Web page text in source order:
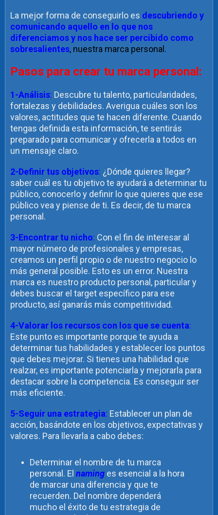
La mejor forma de conseguirlo es descubriendo y
comunicando aquello en lo que nos
diferenciamos y nos hace ser percibido como
sobresalientes, nuestra marca personal.
Pasos para crear tu marca personal:
1-Análisis: Descubre tu talento, particularidades,
fortalezas y debilidades. Averigua cuáles son los
valores, actitudes que te hacen diferente. Cuando
tengas definida esta información, te sentirás
preparado para comunicar y ofrecerla a todos en
un mensaje claro.
2-Definir tus objetivos: ¿Dónde quieres llegar?
saber cuál es tu objetivo te ayudará a determinar tu
público, conocerlo y definir lo que quieres que ese
público vea y piense de ti. Es decir, de tu marca
personal.
3-Encontrar tu nicho: Con el fin de interesar al
mayor número de profesionales y empresas,
creamos un perfil propio o de nuestro negocio lo
más general posible. Esto es un error. Nuestra
marca es nuestro producto personal, particular y
debes buscar el target específico para ese
producto, así ganarás más competitividad.
4-Valorar los recursos con los que se cuenta:
Este punto es importante porque te ayuda a
determinar tus habilidades y establecer los puntos
que debes mejorar. Si tienes una habilidad que
realzar, es importante potenciarla y mejorarla para
destacar sobre la competencia. Es conseguir ser
más eficiente.
5-Seguir una estrategia: Establecer un plan de
acción, basándote en los objetivos, expectativas y
valores. Para llevarla a cabo debes:
Determinar el nombre de tu marca
personal. El naming es esencial a la hora
de marcar una diferencia y que te
recuerden. Del nombre dependerá
mucho el éxito de tu estrategia de